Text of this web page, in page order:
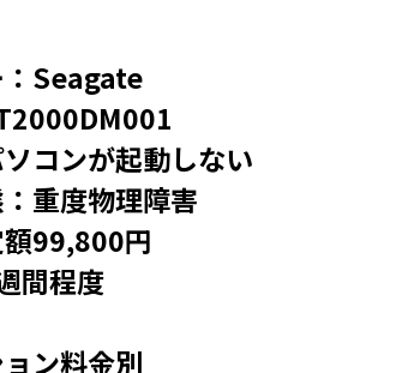
Seagate
コンが起動しない
重度物理障害
99,800円
間程度
ン料金別